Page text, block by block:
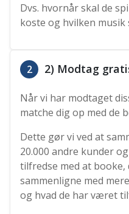
Dvs. hvornår skal de
koste og hvilken musik
2 2) Modtag
Når vi har modtaget
matche dig op med de
Dette gør vi ved at
20.000 andre kunder
tilfredse med at booke,
sammenligne med
og hvad de har været